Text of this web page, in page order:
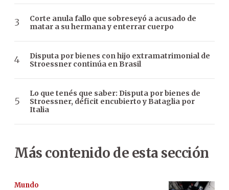
Corte anula fallo que sobreseyó a acusado de
matar a su hermana y enterrar cuerpo
Disputa por bienes con hijo extramatrimonial de
Stroessner continúa en Brasil
Lo que tenés que saber: Disputa por bienes de
Stroessner, déficit encubierto y Bataglia por
Italia
Más contenido de esta sección
Mundo